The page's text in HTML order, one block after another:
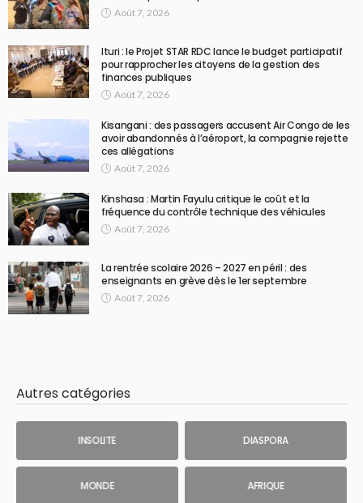
Août 7, 2026
Ituri : le Projet STAR RDC lance le budget participatif
pour rapprocher les citoyens de la gestion des
finances publiques
Août 7, 2026
Kisangani : des passagers accusent Air Congo de les
avoir abandonnés à l’aéroport, la compagnie rejette
ces allégations
Août 7, 2026
Kinshasa : Martin Fayulu critique le coût et la
fréquence du contrôle technique des véhicules
Août 7, 2026
La rentrée scolaire 2026 – 2027 en péril : des
enseignants en grève dès le 1er septembre
Août 7, 2026
Autres catégories
INSOLITE DIASPORA
MONDE AFRIQUE